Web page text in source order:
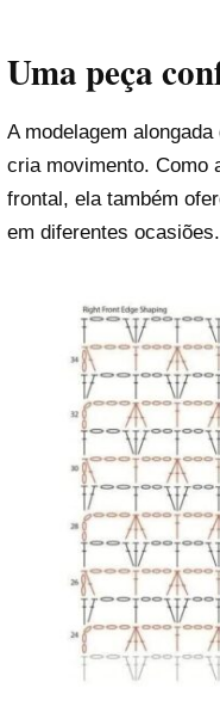
Uma peça
A modelagem
cria movimento. Como
frontal, ela também
em diferentes ocasiões.